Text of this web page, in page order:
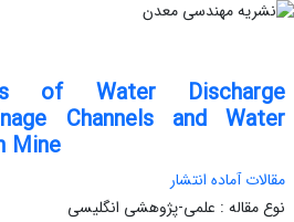
of Water Discharge
Channels and Water
Mine
مقالات آماده انتشار
نوع مقاله : علمی-پژوهشی انگلیسی